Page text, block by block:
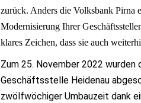
zurück. Anders die Volksbank Pirna
Modernisierung Ihrer
klares Zeichen, dass sie auch
Zum 25. November 2022 wurden
Geschäftsstelle Heidenau
zwölfwöchiger Umbauzeit dank